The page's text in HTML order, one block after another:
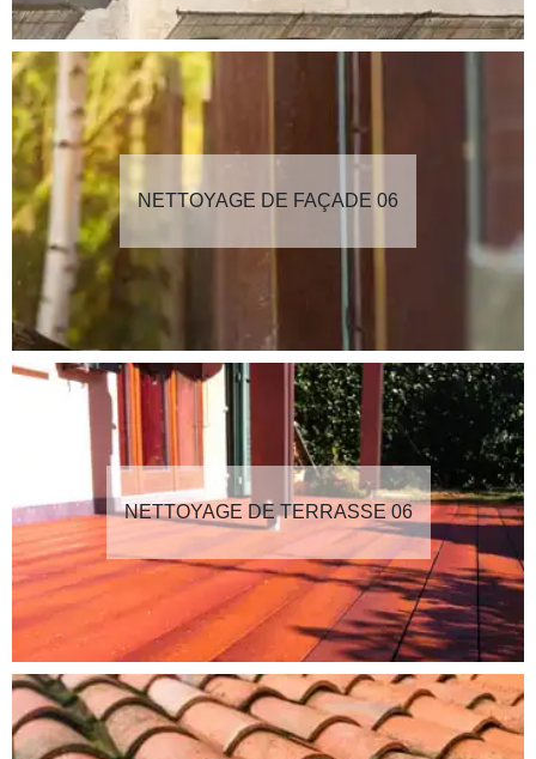
NETTOYAGE DE FAÇADE 06
NETTOYAGE DE TERRASSE 06